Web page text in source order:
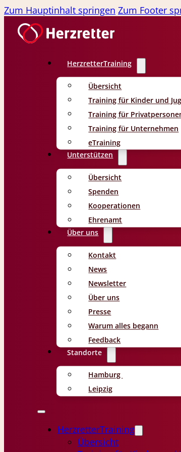
Zum Hauptinhalt springen Zum Footer
HerzretterTraining
Übersicht
Training für Kinder und
Training für
Training für Unternehmen
eTraining
Unterstützen
Übersicht
Spenden
Kooperationen
Ehrenamt
Über uns
Kontakt
News
Newsletter
Über uns
Presse
Warum alles begann
Feedback
Standorte
Hamburg
Leipzig
HerzretterTraining
Übersicht